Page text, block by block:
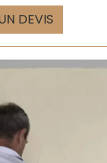
DEVIS